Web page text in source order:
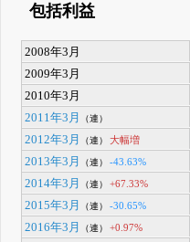
包括利益
2008年3月
2009年3月
2010年3月
2011年3月
（連）
2012年3月
（連） 大幅増
2013年3月
（連） -43.63%
2014年3月
（連） +67.33%
2015年3月
（連） -30.65%
2016年3月
（連） +0.97%